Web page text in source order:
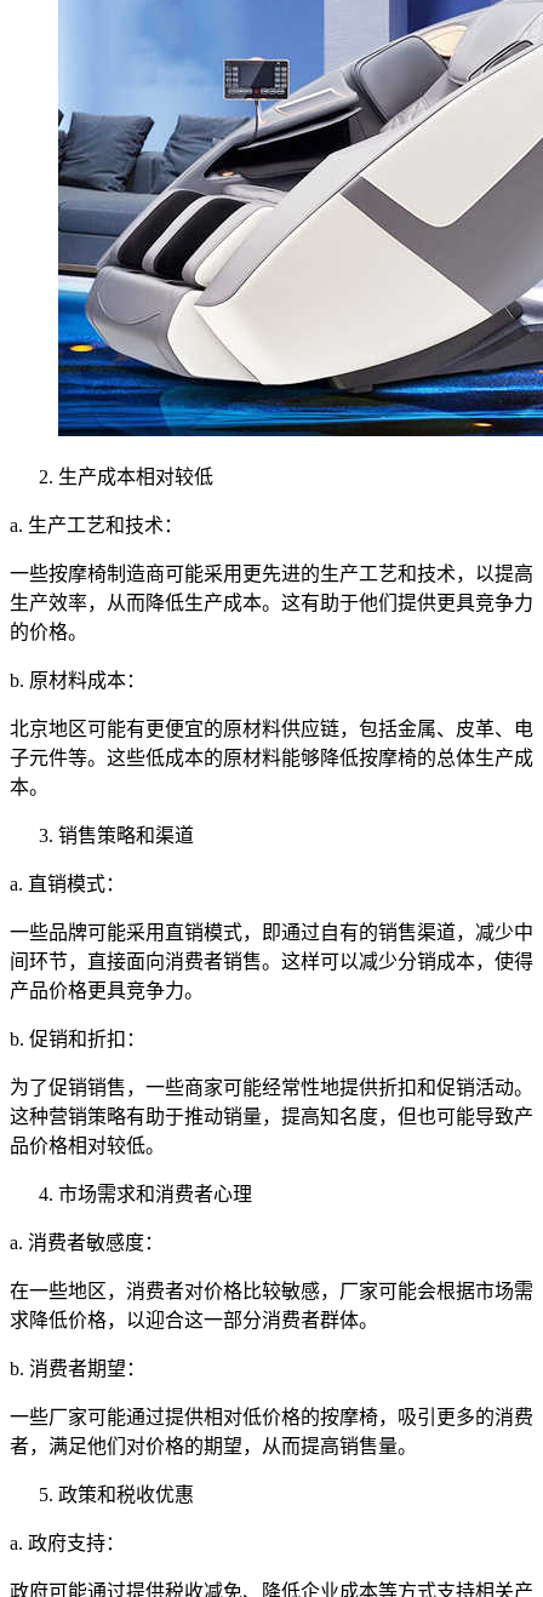
生产成本相对较低
a. 生产工艺和技术：
一些按摩椅制造商可能采用更先进的生产工艺和技术，以提高
生产效率，从而降低生产成本。这有助于他们提供更具竞争力
的价格。
b. 原材料成本：
北京地区可能有更便宜的原材料供应链，包括金属、皮革、电
子元件等。这些低成本的原材料能够降低按摩椅的总体生产成
本。
销售策略和渠道
a. 直销模式：
一些品牌可能采用直销模式，即通过自有的销售渠道，减少中
间环节，直接面向消费者销售。这样可以减少分销成本，使得
产品价格更具竞争力。
b. 促销和折扣：
为了促销销售，一些商家可能经常性地提供折扣和促销活动。
这种营销策略有助于推动销量，提高知名度，但也可能导致产
品价格相对较低。
市场需求和消费者心理
a. 消费者敏感度：
在一些地区，消费者对价格比较敏感，厂家可能会根据市场需
求降低价格，以迎合这一部分消费者群体。
b. 消费者期望：
一些厂家可能通过提供相对低价格的按摩椅，吸引更多的消费
者，满足他们对价格的期望，从而提高销售量。
政策和税收优惠
a. 政府支持：
政府可能通过提供税收减免、降低企业成本等方式支持相关产